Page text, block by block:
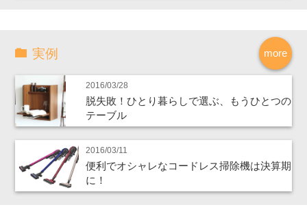
more
実例
2016/03/28
脱失敗！ひとり暮らしで選ぶ、もうひとつの
テーブル
2016/03/11
便利でオシャレなコードレス掃除機は決算期
に！